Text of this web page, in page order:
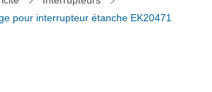
pour interrupteur étanche EK20471